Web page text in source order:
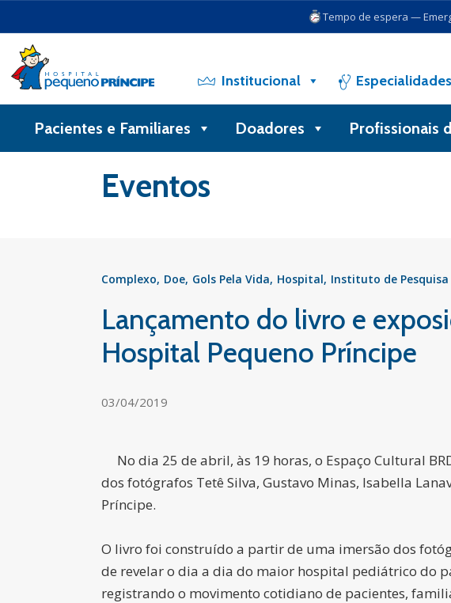
Tempo de espera —
Institucional Especialidades
Pacientes e Familiares Doadores Profissionais
Eventos
Complexo Doe Gols Pela Vida Hospital Instituto de Pesquisa
Lançamento do livro e
Hospital Pequeno Príncipe
03/04/2019
No dia 25 de abril, às 19 horas, o Espaço Cultural
dos fotógrafos Tetê Silva, Gustavo Minas, Isabella
Príncipe.
O livro foi construído a partir de uma imersão dos
de revelar o dia a dia do maior hospital pediátrico do
registrando o movimento cotidiano de pacientes,